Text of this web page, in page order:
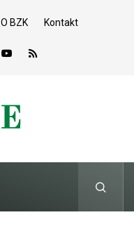
O BZK Kontakt